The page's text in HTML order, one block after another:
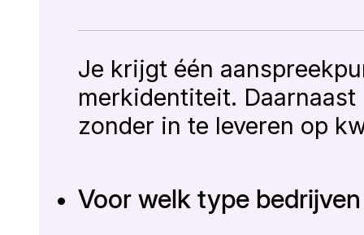
Je krijgt één
merkidentiteit.
zonder in te leveren op
Voor welk type